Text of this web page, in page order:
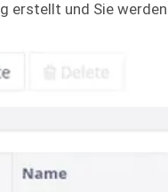
erstellt und Sie